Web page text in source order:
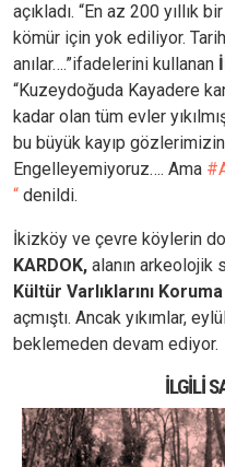
açıkladı. “En az 200 yıllık
kömür için yok ediliyor.
anılar….”ifadelerini kullanan
“Kuzeydoğuda Kayadere
kadar olan tüm evler
bu büyük kayıp
Engelleyemiyoruz…. Ama
“ denildi.
İkizköy ve çevre köylerin
KARDOK, alanın arkeolojik
Kültür Varlıklarını
açmıştı. Ancak yıkımlar,
beklemeden devam ediyor.
İLGILI